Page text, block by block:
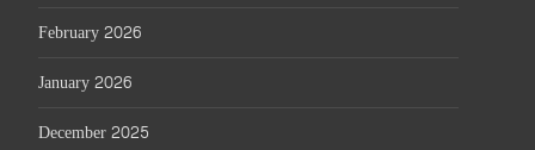
February 2026
January 2026
December 2025